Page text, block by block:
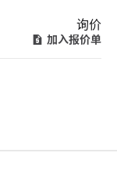
询价
加入报价单